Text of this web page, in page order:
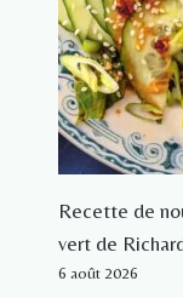
Recette de
vert de
6 août 2026